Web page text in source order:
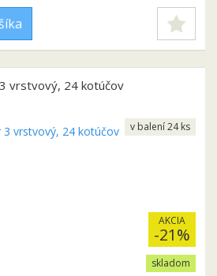
vrstvový, 24 kotúčov
AKCIA
-21%
skladom
v balení 24 ks